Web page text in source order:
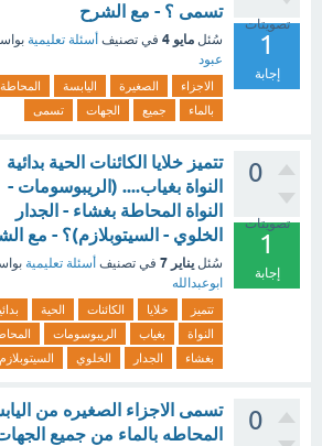
تصويتات
1
إجابة
تسمى ؟ - مع الشرح
سُئل مايو 4 في تصنيف أسئلة تعليمية
عبود
الاجزاء الصغيرة اليابسة
المحاطة
بالماء
جميع الجهات تسمى
0
تصويتات
1
إجابة
تتميز خلايا الكائنات الحية بدائية
النواة بغياب.... (الريبوسومات -
النواة المحاطة بغشاء - الجدار
الخلوي - السيتوبلازم)؟ - مع
سُئل يناير 7 في تصنيف أسئلة تعليمية
ابوعبدالله
تتميز خلايا الكائنات الحية
النواة
بغياب الريبوسومات
بغشاء
الجدار الخلوي السيتوبلازم
0
تسمى الاجزاء الصغيره من
المحاطه بالماء من جميع